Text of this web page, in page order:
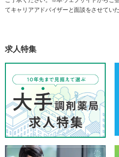
てキャリアアドバイザーと面談をさせてい
求人特集